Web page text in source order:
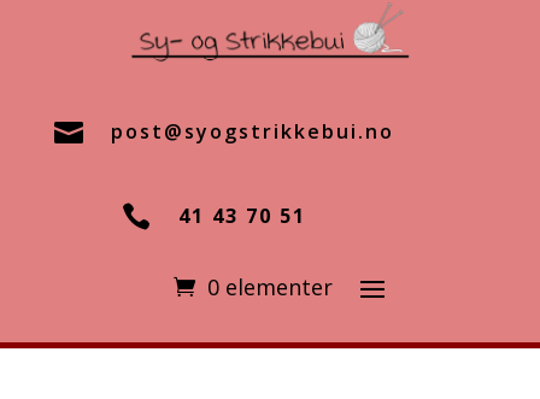
 post@syogstrikkebui.no
 41 43 70 51
0 elementer